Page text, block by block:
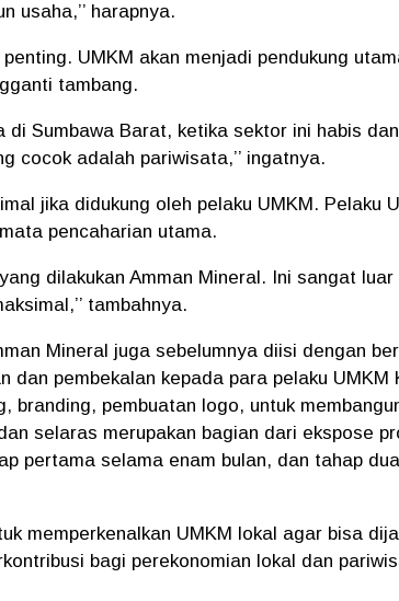
usaha,’’ harapnya.
UMKM akan menjadi pendukung
tambang.
di Sumbawa Barat, ketika sektor ini habis
cocok adalah pariwisata,’’ ingatnya.
jika didukung oleh pelaku UMKM. Pelaku
pencaharian utama.
dilakukan Amman Mineral. Ini sangat
tambahnya.
Mineral juga sebelumnya diisi dengan
dan pembekalan kepada para pelaku UMKM
branding, pembuatan logo, untuk
selaras merupakan bagian dari ekspose
pertama selama enam bulan, dan tahap
memperkenalkan UMKM lokal agar bisa
bagi perekonomian lokal dan